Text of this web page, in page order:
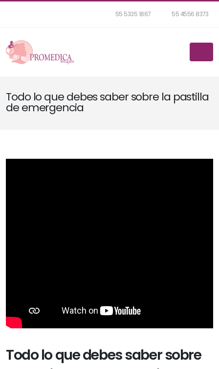
55 5335 1867 55 4556 8373
Todo lo que debes saber sobre la pastilla
de emergencia
Todo lo que debes saber sobre